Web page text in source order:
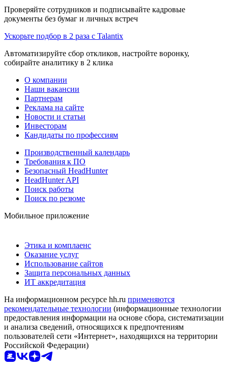
Проверяйте сотрудников и подписывайте кадровые
документы без бумаг и личных встреч
Ускорьте подбор в 2 раза с Talantix
Автоматизируйте сбор откликов, настройте воронку,
собирайте аналитику в 2 клика
О компании
Наши вакансии
Партнерам
Реклама на сайте
Новости и статьи
Инвесторам
Кандидаты по профессиям
Производственный календарь
Требования к ПО
Безопасный HeadHunter
HeadHunter API
Поиск работы
Поиск по резюме
Мобильное приложение
Этика и комплаенс
Оказание услуг
Использование сайтов
Защита персональных данных
ИТ аккредитация
На информационном ресурсе hh.ru применяются
рекомендательные технологии (информационные технологии
предоставления информации на основе сбора, систематизации
и анализа сведений, относящихся к предпочтениям
пользователей сети «Интернет», находящихся на территории
Российской Федерации)